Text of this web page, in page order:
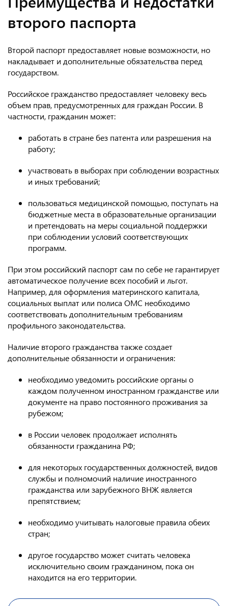
второго паспорта
Второй паспорт предоставляет новые возможности, но
накладывает и дополнительные обязательства перед
государством.
Российское гражданство предоставляет человеку весь
объем прав, предусмотренных для граждан России. В
частности, гражданин может:
работать в стране без патента или разрешения на
работу;
участвовать в выборах при соблюдении возрастных
и иных требований;
пользоваться медицинской помощью, поступать на
бюджетные места в образовательные организации
и претендовать на меры социальной поддержки
при соблюдении условий соответствующих
программ.
При этом российский паспорт сам по себе не гарантирует
автоматическое получение всех пособий и льгот.
Например, для оформления материнского капитала,
социальных выплат или полиса ОМС необходимо
соответствовать дополнительным требованиям
профильного законодательства.
Наличие второго гражданства также создает
дополнительные обязанности и ограничения:
необходимо уведомить российские органы о
каждом полученном иностранном гражданстве или
документе на право постоянного проживания за
рубежом;
в России человек продолжает исполнять
обязанности гражданина РФ;
для некоторых государственных должностей, видов
службы и полномочий наличие иностранного
гражданства или зарубежного ВНЖ является
препятствием;
необходимо учитывать налоговые правила обеих
стран;
другое государство может считать человека
исключительно своим гражданином, пока он
находится на его территории.